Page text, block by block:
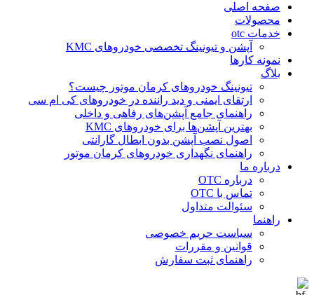
صفحه اصلی
محصولات
خدمات otc
آپشن و تیونینگ تخصصی خودروهای KMC
نمونه کارها
بلاگ
تیونینگ خودروهای کرمان موتور چیست؟
ارتقای ایمنی و دید راننده در خودروهای کی ام سی
راهنمای جامع آپشن‌های رفاهی و داخلی
بهترین آپشن‌ها برای خودروهای KMC
اصول نصب آپشن بدون ابطال گارانتی
راهنمای نگهداری خودروهای کرمان موتور
درباره ما
درباره OTC
تماس با OTC
سئوالت متداول
راهنما
سیاست حریم خصوصی
قوانین و مقررات
راهنمای ثبت سفارش